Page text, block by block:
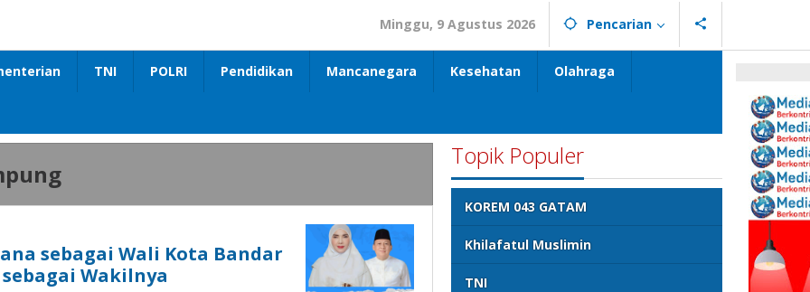
Minggu, 9 Agustus 2026 Pencarian
TNI POLRI Pendidikan Mancanegara Kesehatan Olahraga
sebagai Wali Kota Bandar
Wakilnya
Topik Populer
KOREM 043 GATAM
Khilafatul Muslimin
TNI